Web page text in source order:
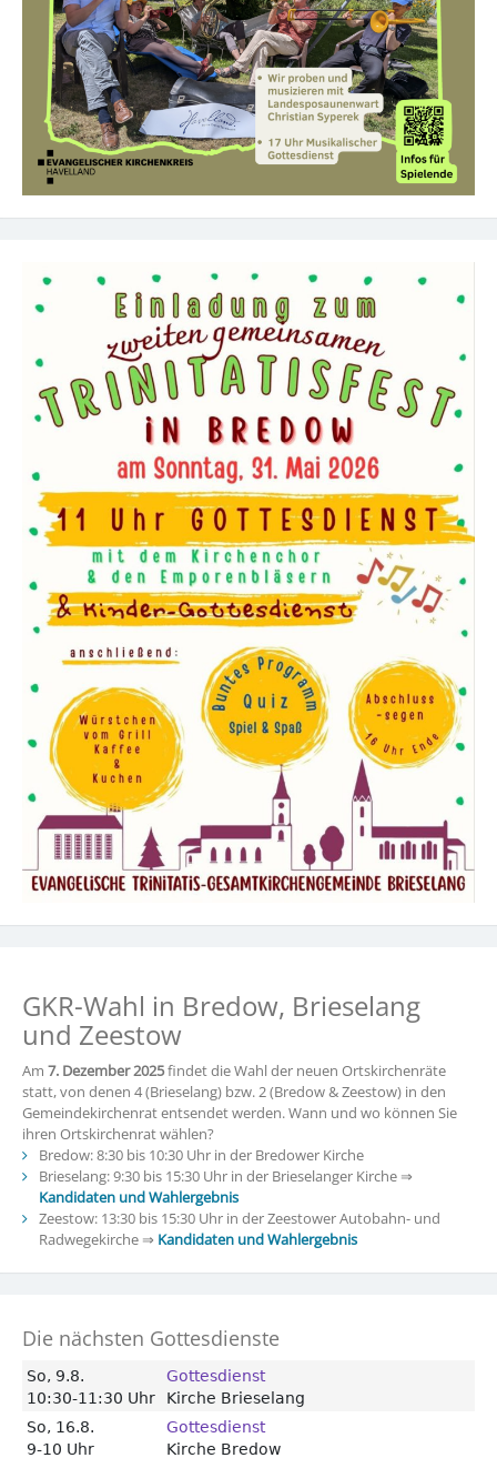
GKR-Wahl in Bredow, Brieselang
und Zeestow
Am 7. Dezember 2025findet die Wahl der neuen Ortskirchenräte
statt, von denen 4 (Brieselang) bzw. 2 (Bredow & Zeestow) in den
Gemeindekirchenrat entsendet werden. Wann und wo können Sie
ihren Ortskirchenrat wählen?
Bredow: 8:30 bis 10:30 Uhr in der Bredower Kirche
Brieselang: 9:30 bis 15:30 Uhr in der Brieselanger Kirche ⇒
Kandidaten und Wahlergebnis
Zeestow: 13:30 bis 15:30 Uhr in der Zeestower Autobahn- und
Radwegekirche ⇒ Kandidaten und Wahlergebnis
Die nächsten Gottesdienste